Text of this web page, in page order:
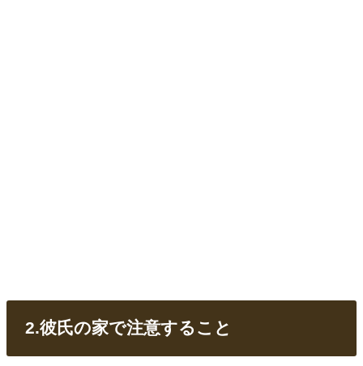
2.彼氏の家で注意すること